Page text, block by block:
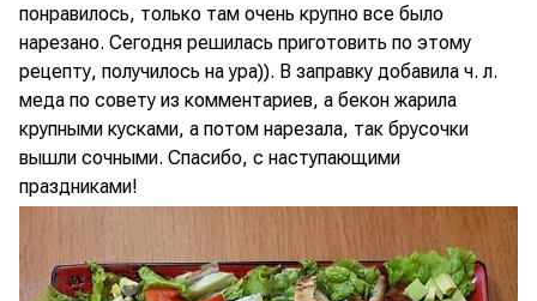
понравилось, только там очень крупно все было
нарезано. Сегодня решилась приготовить по этому
рецепту, получилось на ура)). В заправку добавила ч. л.
меда по совету из комментариев, а бекон жарила
крупными кусками, а потом нарезала, так брусочки
вышли сочными. Спасибо, с наступающими
праздниками!